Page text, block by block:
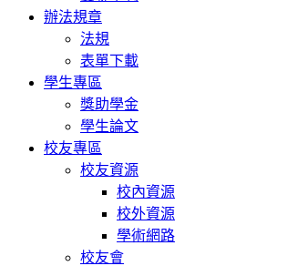
辦法規章
法規
表單下載
學生專區
獎助學金
學生論文
校友專區
校友資源
校內資源
校外資源
學術網路
校友會